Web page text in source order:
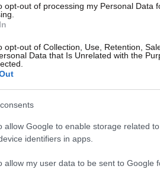
opt-out of processing my Personal Data
opt-out of Collection, Use, Retention,
Data that Is Unrelated with the
allow Google to enable storage related
identifiers in apps.
allow my user data to be sent to Google